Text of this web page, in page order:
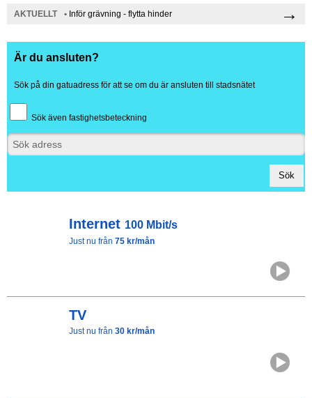
AKTUELLT • Inför grävning - flytta hinder
•Käpp o hoj!
→
Är du ansluten?
Sök på din gatuadress för att se om du är ansluten till stadsnätet
Sök även fastighetsbeteckning
Internet 100 Mbit/s
Just nu från 75 kr/mån
TV
Just nu från 30 kr/mån